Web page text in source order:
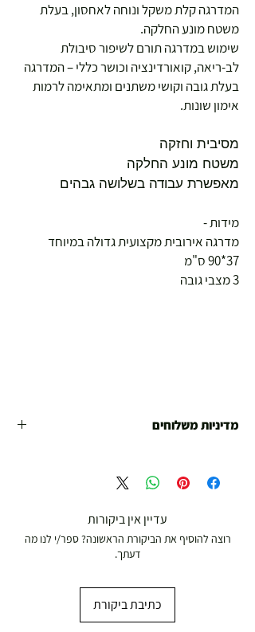
המדרגה קלת משקל ונוחה לאחסון, בעלת
משטח מונע החלקה.
שימוש במדרגה תורם לשיפור סיבולת
לב-ריאה, קואורדינציה וכושר כללי – המדרגה
בעלת גובה וקושי משתנים ומתאימה לרמות
אימון שונות.
מסיבית וחזקה
משטח מונע החלקה
מאפשרת עבודה בשלושה גבהים
מידות -
מדרגה אירובית מקצועית גדולה במיוחד
37*90 ס"מ
3 מצבי גובה
מדיניות משלוחים
19.00 ₪
משלוח מהיר עד הבית ( עד 20 ק"ג)
עדיין אין ביקורות
רוצה להוסיף את הביקורת הראשונה? ספר/י לנו מה
דעתך.
כתיבת ביקורת